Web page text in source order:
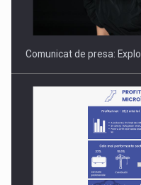
INTERNATIONAL
Comunicat de presa: